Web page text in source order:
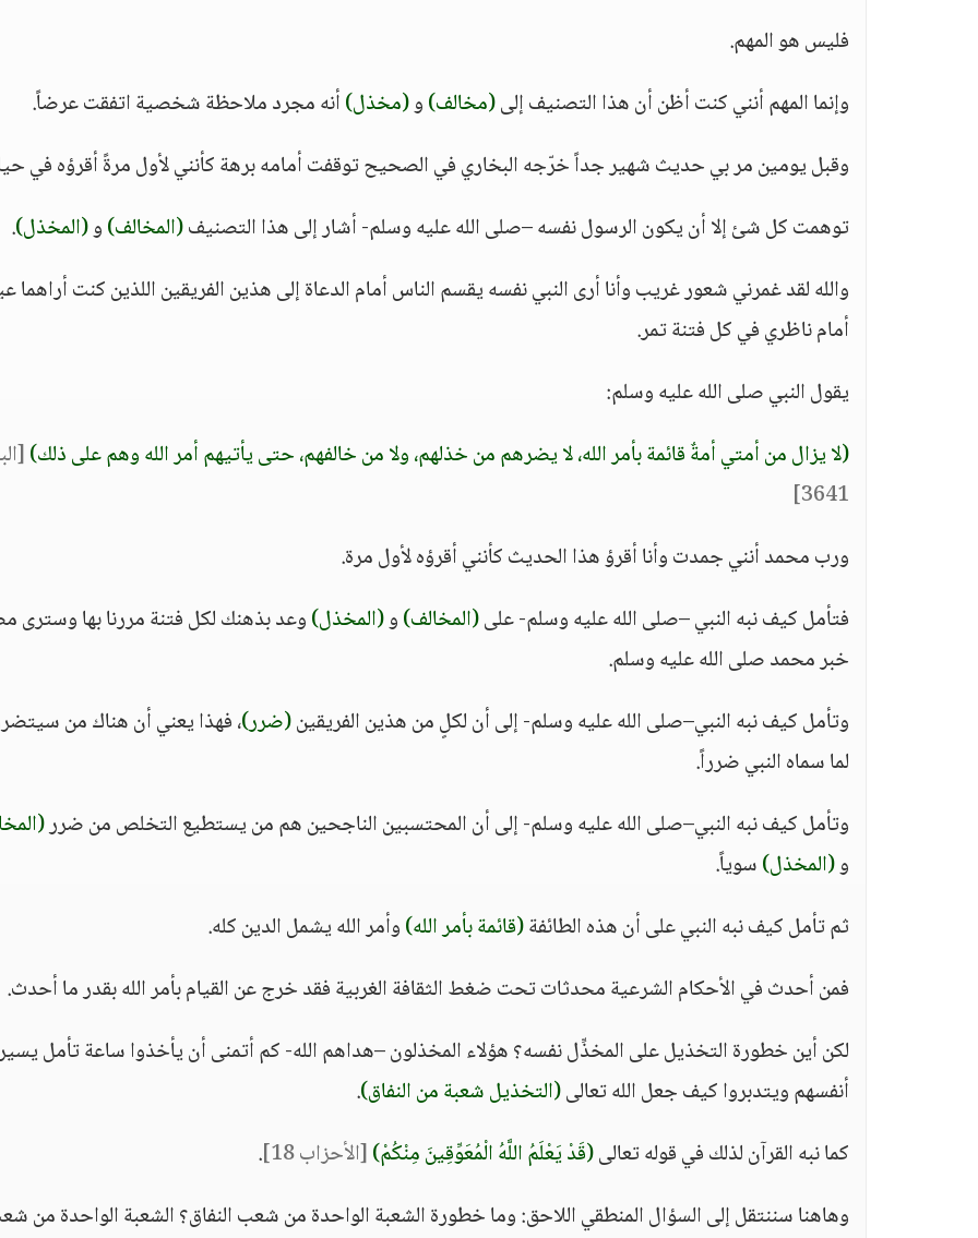
فليس هو المهم.
وإنما المهم أنني كنت أظن أن هذا التصنيف إلى(مخالف)و(مخذل)أنه مجرد ملاحظة شخصية اتفقت عرضاً.
وقبل يومين مر بي حديث شهير جداً خرّجه البخاري في الصحيح توقفت أمامه برهة كأنني لأول مرةً أقرؤه في
توهمت كل شئ إلا أن يكون الرسول نفسه –صلى الله عليه وسلم- أشار إلى هذا التصنيف(المخالف)و(المخذل).
والله لقد غمرني شعور غريب وأنا أرى النبي نفسه يقسم الناس أمام الدعاة إلى هذين الفريقين اللذين كنت أراهما
أمام ناظري في كل فتنة تمر.
يقول النبي صلى الله عليه وسلم:
(لا يزال من أمتي أمةٌ قائمة بأمر الله، لا يضرهم من خذلهم، ولا من خالفهم، حتى يأتيهم أمر الله وهم على ذلك)
3641]
ورب محمد أنني جمدت وأنا أقرؤ هذا الحديث كأنني أقرؤه لأول مرة.
فتأمل كيف نبه النبي –صلى الله عليه وسلم- على(المخالف)و(المخذل)وعد بذهنك لكل فتنة مررنا بها وسترى
خبر محمد صلى الله عليه وسلم.
وتأمل كيف نبه النبي–صلى الله عليه وسلم- إلى أن لكلٍ من هذين الفريقين(ضرر)، فهذا يعني أن هناك من
لما سماه النبي ضرراً.
وتأمل كيف نبه النبي–صلى الله عليه وسلم- إلى أن المحتسبين الناجحين هم من يستطيع التخلص من ضرر
و(المخذل)سوياً.
ثم تأمل كيف نبه النبي على أن هذه الطائفة(قائمة بأمر الله)وأمر الله يشمل الدين كله.
فمن أحدث في الأحكام الشرعية محدثات تحت ضغط الثقافة الغربية فقد خرج عن القيام بأمر الله بقدر ما أحدث.
لكن أين خطورة التخذيل على المخذِّل نفسه؟ هؤلاء المخذلون –هداهم الله- كم أتمنى أن يأخذوا ساعة تأمل
أنفسهم ويتدبروا كيف جعل الله تعالى(التخذيل شعبة من النفاق).
كما نبه القرآن لذلك في قوله تعالى(قَدْ يَعْلَمُ اللَّهُ الْمُعَوِّقِينَ مِنْكُمْ)[الأحزاب 18]
.
وهاهنا سننتقل إلى السؤال المنطقي اللاحق: وما خطورة الشعبة الواحدة من شعب النفاق؟ الشعبة الواحدة من